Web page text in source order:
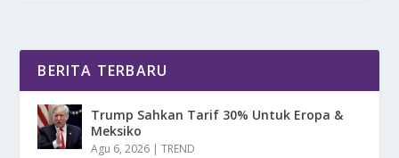
BERITA TERBARU
Trump Sahkan Tarif 30% Untuk Eropa &
Meksiko
Agu 6, 2026 |TREND